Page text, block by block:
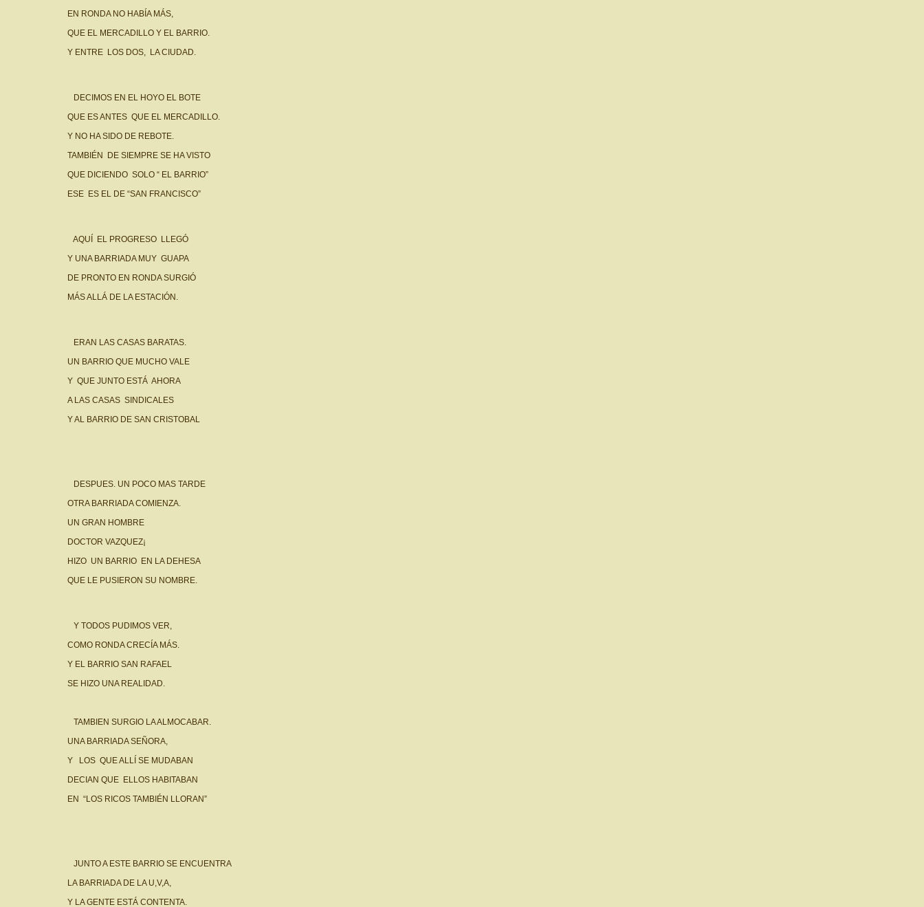
EN RONDA NO HABÍA MÁS,
QUE EL MERCADILLO Y EL BARRIO.
Y ENTRE LOS DOS, LA CIUDAD.
DECIMOS EN EL HOYO EL BOTE
QUE ES ANTES QUE EL MERCADILLO.
Y NO HA SIDO DE REBOTE.
TAMBIÉN DE SIEMPRE SE HA VISTO
QUE DICIENDO SOLO “ EL BARRIO”
ESE ES EL DE “SAN FRANCISCO”
AQUÍ EL PROGRESO LLEGÓ
Y UNA BARRIADA MUY GUAPA
DE PRONTO EN RONDA SURGIÓ
MÁS ALLÁ DE LA ESTACIÓN.
ERAN LAS CASAS BARATAS.
UN BARRIO QUE MUCHO VALE
Y QUE JUNTO ESTÁ AHORA
A LAS CASAS SINDICALES
Y AL BARRIO DE SAN CRISTOBAL
DESPUES. UN POCO MAS TARDE
OTRA BARRIADA COMIENZA.
UN GRAN HOMBRE
DOCTOR VAZQUEZ¡
HIZO UN BARRIO EN LA DEHESA
QUE LE PUSIERON SU NOMBRE.
Y TODOS PUDIMOS VER,
COMO RONDA CRECÍA MÁS.
Y EL BARRIO SAN RAFAEL
SE HIZO UNA REALIDAD.
TAMBIEN SURGIO LA ALMOCABAR.
UNA BARRIADA SEÑORA,
Y LOS QUE ALLÍ SE MUDABAN
DECIAN QUE ELLOS HABITABAN
EN “LOS RICOS TAMBIÉN LLORAN”
JUNTO A ESTE BARRIO SE ENCUENTRA
LA BARRIADA DE LA U,V,A,
Y LA GENTE ESTÁ CONTENTA.